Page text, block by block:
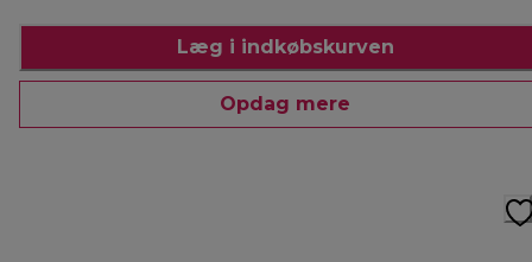
Læg i indkøbskurven
Opdag mere